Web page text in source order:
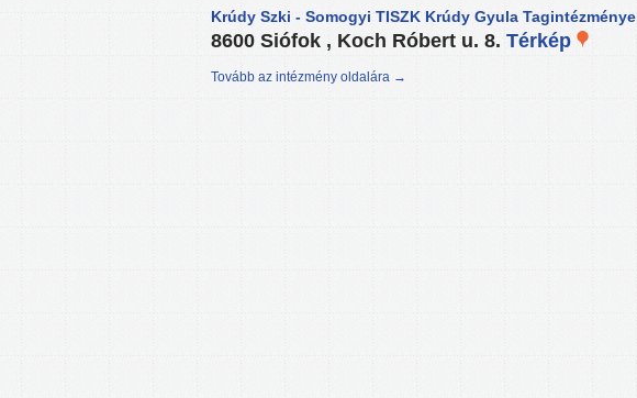
Krúdy Szki - Somogyi TISZK Krúdy Gyula Tagintézménye
8600 Siófok , Koch Róbert u. 8. Térkép
Tovább az intézmény oldalára →